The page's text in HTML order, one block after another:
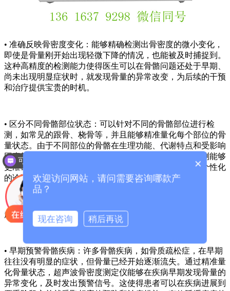
• 准确反映骨密度变化：能够精确检测出骨密度的微小变化，
即使是骨量刚开始出现轻微下降的情况，也能被及时捕捉到。
这种高精度的检测能力使得医生可以在骨骼问题还处于早期、
尚未出现明显症状时，就发现骨量的异常改变，为后续的干预
和治疗提供宝贵的时机。
• 区分不同骨骼部位状态：可以针对不同的骨骼部位进行检
测，如常见的跟骨、桡骨等，并且能够精准量化每个部位的骨
量状态。由于不同部位的骨骼在生理功能、代谢特点和受影响
因素等方面存在差异，因此这种针对特定部位的精准检测能够
更准确地反映该部位的实际骨骼健康状况，为医生制定个性化
的诊断和治疗方案提供更详细的信息。
超声波骨密度测定仪 精准量化骨量状态的重要意义
• 早期预警骨骼疾病：许多骨骼疾病，如骨质疏松症，在早期
往往没有明显的症状，但骨量已经开始逐渐流失。通过精准量
化骨量状态，超声波骨密度测定仪能够在疾病早期发现骨量的
异常变化，及时发出预警信号。这使得患者可以在疾病进展到
×
欢迎访问网站，请问需要咨询哪款产
品？
现在咨询 稍后再说